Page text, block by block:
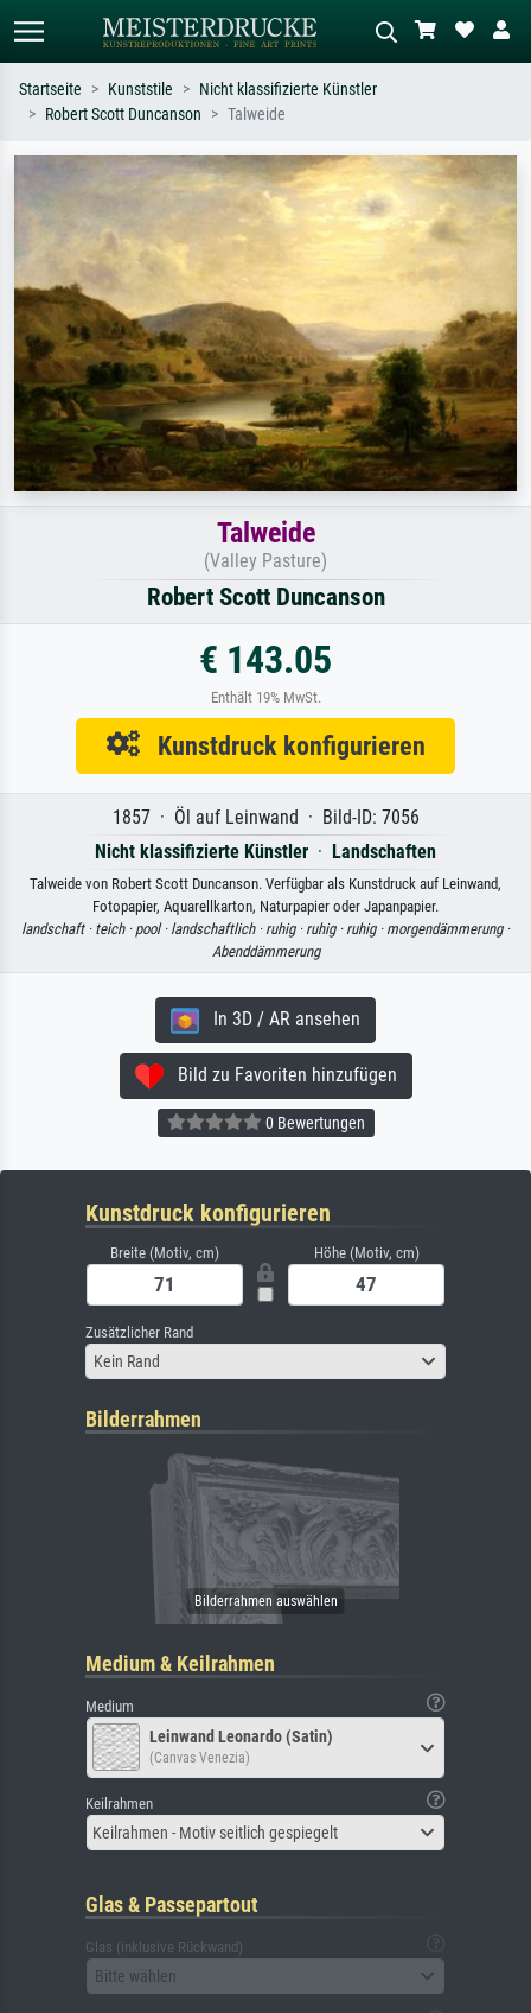
Suchen Sie nach Künstlern, Werktiteln
Sternennacht, Impressionismus, Welle
Hokusai, Akt.
Beschreiben Sie die Szene – z.B. Grüne
Wiese, Abstrakt mit viel Rot, Dunkles
Ölgemälde, Stehender Akt neben einem
Startseite Kunststile
Nicht klassifizierte Künstler
Robert Scott Duncanson
Talweide
Talweide
(Valley Pasture)
Robert Scott Duncanson
€ 143.05
Enthält 19% MwSt.
Kunstdruck konfigurieren
1857 · Öl auf Leinwand · Bild-ID: 7056
Nicht klassifizierte Künstler · Landschaften
Talweide von Robert Scott Duncanson. Verfügbar als Kunstdruck auf Leinwand,
Fotopapier, Aquarellkarton, Naturpapier oder Japanpapier.
landschaft · teich · pool · landschaftlich · ruhig · ruhig · ruhig · morgendämmerung ·
Abenddämmerung
In 3D / AR ansehen
Bild zu Favoriten hinzufügen
0 Bewertungen
Kunstdruck konfigurieren
Breite (Motiv, cm) Höhe (Motiv, cm)
Zusätzlicher Rand
Kein Rand
Bilderrahmen
Medium & Keilrahmen
Medium
Leinwand Leonardo (Satin)
(Canvas Venezia)
Keilrahmen
Keilrahmen - Motiv seitlich gespiegelt
Glas & Passepartout
Glas (inklusive Rückwand)
Bitte wählen